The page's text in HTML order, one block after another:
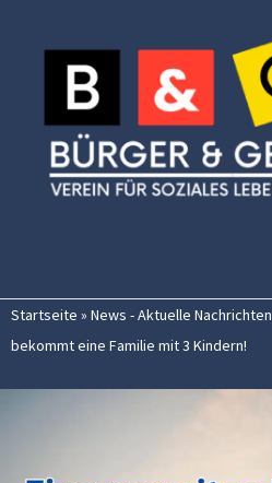
Inhalt
springen
Startseite » News - Aktuelle Nachrichten
bekommt eine Familie mit 3 Kindern!